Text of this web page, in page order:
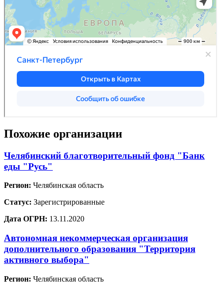
Похожие организации
Челябинский благотворительный фонд "Банк
еды "Русь"
Регион: Челябинская область
Статус: Зарегистрированные
Дата ОГРН: 13.11.2020
Автономная некоммерческая организация
дополнительного образования "Территория
активного выбора"
Регион: Челябинская область